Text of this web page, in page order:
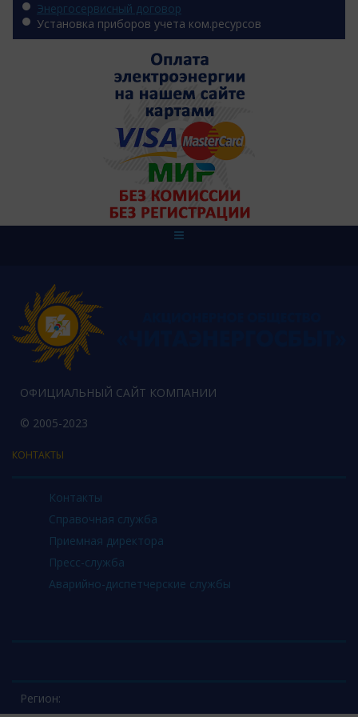
Энергосервисный договор
Установка приборов учета ком.ресурсов
ОФИЦИАЛЬНЫЙ САЙТ КОМПАНИИ
© 2005-2023
КОНТАКТЫ
Контакты
Справочная служба
Приемная директора
Пресс-служба
Аварийно-диспетчерские службы
Регион: